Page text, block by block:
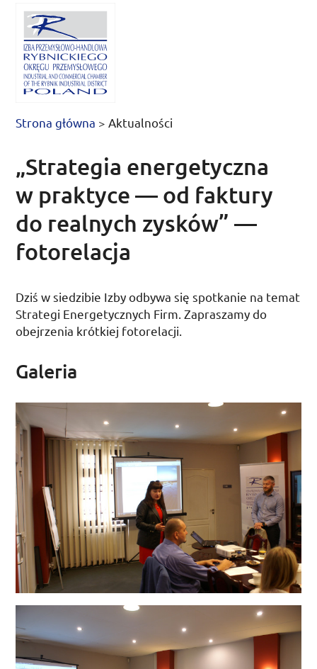
Strona główna > Aktualności
„Strategia energetyczna
w praktyce — od faktury
do realnych zysków” —
fotorelacja
Dziś w siedzibie Izby odbywa się spotkanie na temat
Strategi Energetycznych Firm. Zapraszamy do
obejrzenia krótkiej fotorelacji.
Galeria